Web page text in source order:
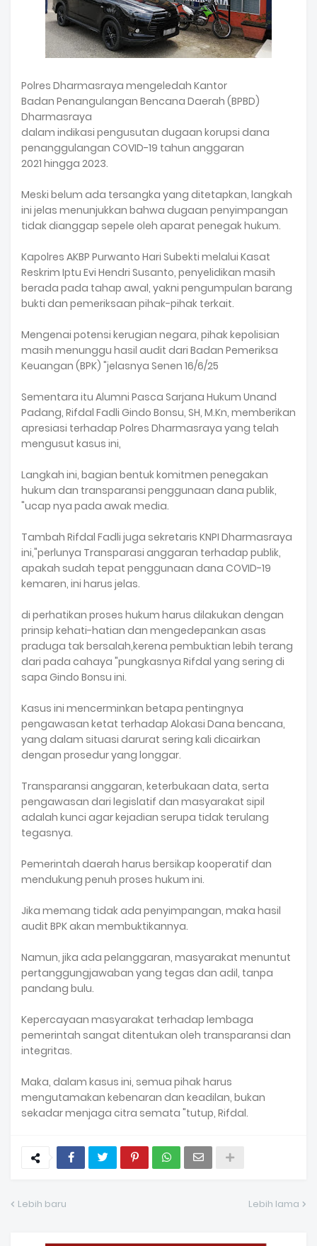
Polres Dharmasraya mengeledah Kantor
Badan Penangulangan Bencana Daerah (BPBD)
Dharmasraya
dalam indikasi pengusutan dugaan korupsi dana
penanggulangan COVID-19 tahun anggaran
2021 hingga 2023.
Meski belum ada tersangka yang ditetapkan, langkah
ini jelas menunjukkan bahwa dugaan penyimpangan
tidak dianggap sepele oleh aparat penegak hukum.
Kapolres AKBP Purwanto Hari Subekti melalui Kasat
Reskrim Iptu Evi Hendri Susanto, penyelidikan masih
berada pada tahap awal, yakni pengumpulan barang
bukti dan pemeriksaan pihak-pihak terkait.
Mengenai potensi kerugian negara, pihak kepolisian
masih menunggu hasil audit dari Badan Pemeriksa
Keuangan (BPK) "jelasnya Senen 16/6/25
Sementara itu Alumni Pasca Sarjana Hukum Unand
Padang, Rifdal Fadli Gindo Bonsu, SH, M.Kn, memberikan
apresiasi terhadap Polres Dharmasraya yang telah
mengusut kasus ini,
Langkah ini, bagian bentuk komitmen penegakan
hukum dan transparansi penggunaan dana publik,
"ucap nya pada awak media.
Tambah Rifdal Fadli juga sekretaris KNPI Dharmasraya
ini,"perlunya Transparasi anggaran terhadap publik,
apakah sudah tepat penggunaan dana COVID-19
kemaren, ini harus jelas.
di perhatikan proses hukum harus dilakukan dengan
prinsip kehati-hatian dan mengedepankan asas
praduga tak bersalah,kerena pembuktian lebih terang
dari pada cahaya "pungkasnya Rifdal yang sering di
sapa Gindo Bonsu ini.
Kasus ini mencerminkan betapa pentingnya
pengawasan ketat terhadap Alokasi Dana bencana,
yang dalam situasi darurat sering kali dicairkan
dengan prosedur yang longgar.
Transparansi anggaran, keterbukaan data, serta
pengawasan dari legislatif dan masyarakat sipil
adalah kunci agar kejadian serupa tidak terulang
tegasnya.
Pemerintah daerah harus bersikap kooperatif dan
mendukung penuh proses hukum ini.
Jika memang tidak ada penyimpangan, maka hasil
audit BPK akan membuktikannya.
Namun, jika ada pelanggaran, masyarakat menuntut
pertanggungjawaban yang tegas dan adil, tanpa
pandang bulu.
Kepercayaan masyarakat terhadap lembaga
pemerintah sangat ditentukan oleh transparansi dan
integritas.
Maka, dalam kasus ini, semua pihak harus
mengutamakan kebenaran dan keadilan, bukan
sekadar menjaga citra semata "tutup, Rifdal.
Lebih baru Lebih lama